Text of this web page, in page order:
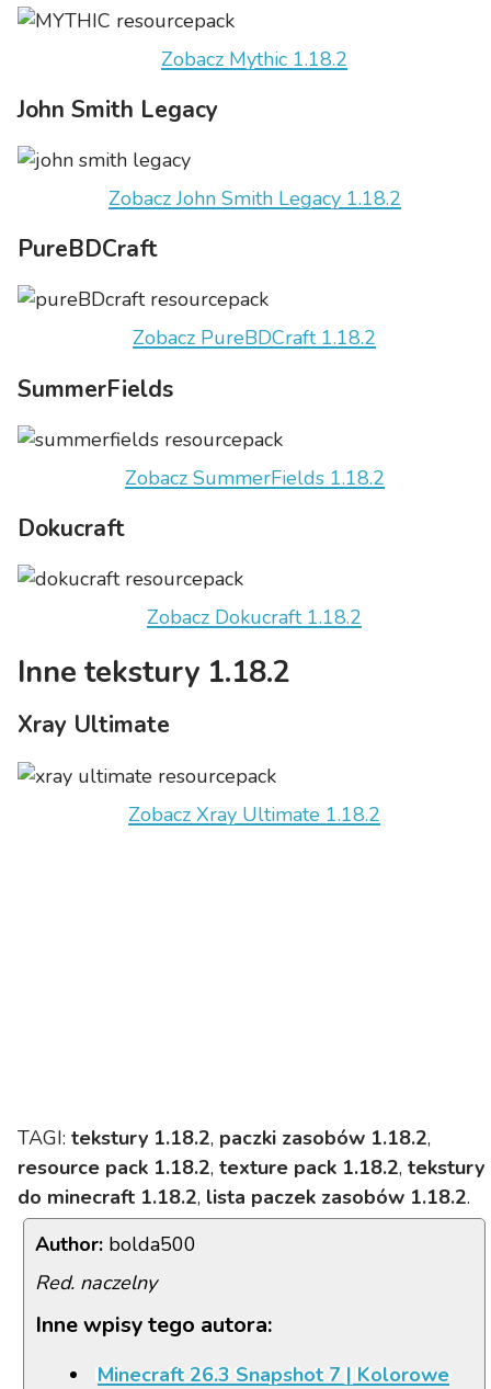
Zobacz Mythic 1.18.2
John Smith Legacy
Zobacz John Smith Legacy 1.18.2
PureBDCraft
Zobacz PureBDCraft 1.18.2
SummerFields
Zobacz SummerFields 1.18.2
Dokucraft
Zobacz Dokucraft 1.18.2
Inne tekstury 1.18.2
Xray Ultimate
Zobacz Xray Ultimate 1.18.2
TAGI: tekstury 1.18.2, paczki zasobów 1.18.2,
resource pack 1.18.2, texture pack 1.18.2, tekstury
do minecraft 1.18.2, lista paczek zasobów 1.18.2.
Author: bolda500
Red. naczelny
Inne wpisy tego autora:
Minecraft 26.3 Snapshot 7 | Kolorowe